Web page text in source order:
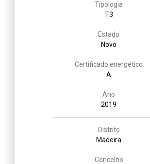
Tipologia
T3
Estado
Novo
Certificado energético
A
Ano
2019
Distrito
Madeira
Concelho